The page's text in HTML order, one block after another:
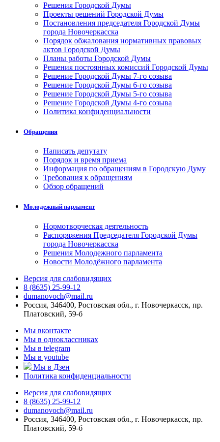
Решения Городской Думы
Проекты решений Городской Думы
Постановления председателя Городской Думы
города Новочеркасска
Порядок обжалования нормативных правовых
актов Городской Думы
Планы работы Городской Думы
Решения постоянных комиссий Городской Думы
Решение Городской Думы 7-го созыва
Решение Городской Думы 6-го созыва
Решение Городской Думы 5-го созыва
Решение Городской Думы 4-го созыва
Политика конфиденциальности
Обращения
Написать депутату
Порядок и время приема
Информация по обращениям в Городскую Думу
Требования к обращениям
Обзор обращений
Молодежный парламент
Нормотворческая деятельность
Распоряжения Председателя Городской Думы
города Новочеркасска
Решения Молодежного парламента
Новости Молодёжного парламента
Версия для слабовидящих
8 (8635) 25-99-12
dumanovoch@mail.ru
Россия, 346400, Ростовская обл., г. Новочеркасск, пр.
Платовский, 59-б
Мы вконтакте
Мы в одноклассниках
Мы в telegram
Мы в youtube
Мы в Дзен
Политика конфиденциальности
Версия для слабовидящих
8 (8635) 25-99-12
dumanovoch@mail.ru
Россия, 346400, Ростовская обл., г. Новочеркасск, пр.
Платовский, 59-б